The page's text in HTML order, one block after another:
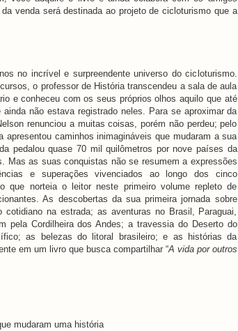
venda será destinada ao projeto de cicloturismo que a
no incrível e surpreendente universo do cicloturismo.
o professor de História transcendeu a sala de aula
e conheceu com os seus próprios olhos aquilo que até
não estava registrado neles. Para se aproximar da
renunciou a muitas coisas, porém não perdeu; pelo
apresentou caminhos inimagináveis que mudaram a sua
pedalou quase 70 mil quilômetros por nove países da
Mas as suas conquistas não se resumem a expressões
e superações vivenciados ao longo dos cinco
que norteia o leitor neste primeiro volume repleto de
As descobertas da sua primeira jornada sobre
na estrada; as aventuras no Brasil, Paraguai,
pela Cordilheira dos Andes; a travessia do Deserto do
as belezas do litoral brasileiro; e as histórias da
em um livro que busca compartilhar “A vida por outros
mudaram uma história